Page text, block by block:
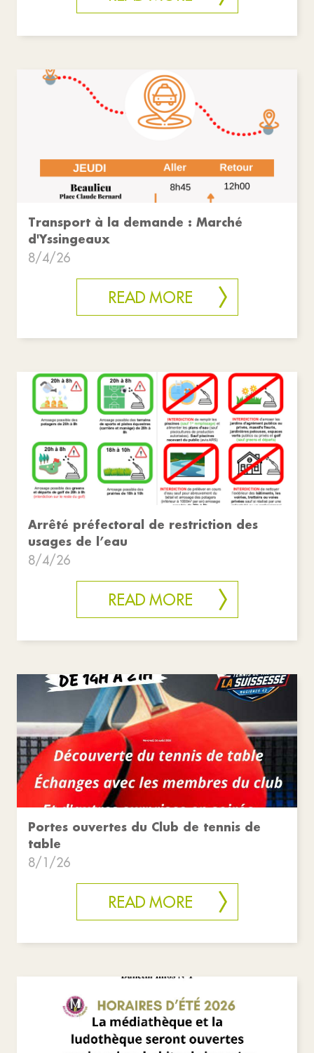
Transport à la demande : Marché
d'Yssingeaux
8/4/26
READ MORE
Arrêté préfectoral de restriction des
usages de l’eau
8/4/26
READ MORE
Portes ouvertes du Club de tennis de
table
8/1/26
READ MORE